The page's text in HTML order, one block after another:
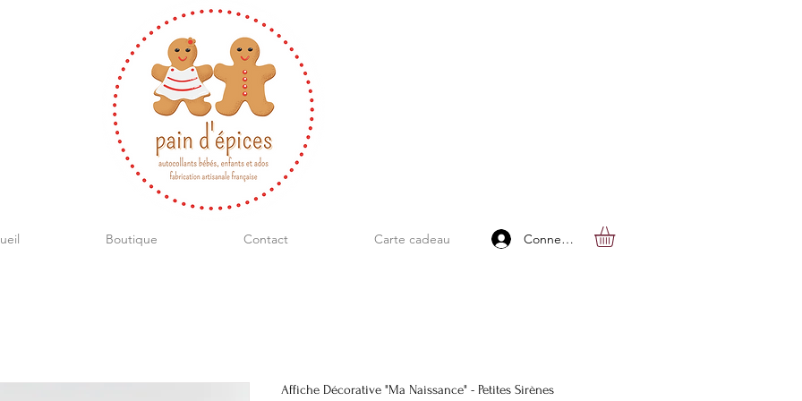
Boutique Contact Carte cadeau Connexion
Affiche Décorative "Ma Naissance" - Petites Sirènes